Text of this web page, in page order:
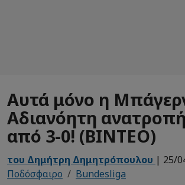
Αυτά μόνο η
Αδιανόητη
από 3-0! (ΒΙΝΤΕΟ)
του Δημήτρη Δημητρόπουλου | 25/
Ποδόσφαιρο
Bundesliga